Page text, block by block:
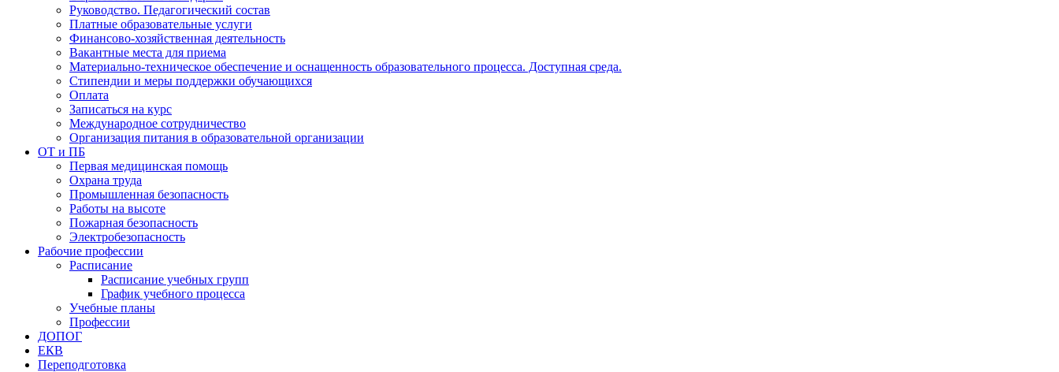
Руководство. Педагогический состав
Платные образовательные услуги
Финансово-хозяйственная деятельность
Вакантные места для приема
Материально-техническое обеспечение и оснащенность образовательного процесса. Доступная среда.
Стипендии и меры поддержки обучающихся
Оплата
Записаться на курс
Международное сотрудничество
Организация питания в образовательной организации
ОТ и ПБ
Первая медицинская помощь
Охрана труда
Промышленная безопасность
Работы на высоте
Пожарная безопасность
Электробезопасность
Рабочие профессии
Расписание
Расписание учебных групп
График учебного процесса
Учебные планы
Профессии
ДОПОГ
ЕКВ
Переподготовка